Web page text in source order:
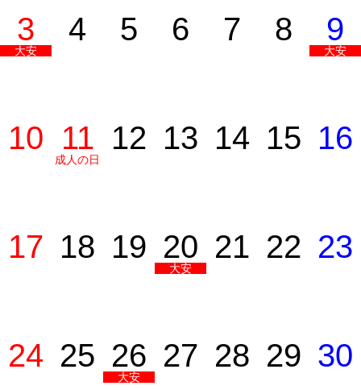
3
大安
4 5 6 7 8 9
大安
10 11
成人の日
12 13 14 15 16
17 18 19 20
大安
21 22 23
24 25 26
大安
27 28 29 30